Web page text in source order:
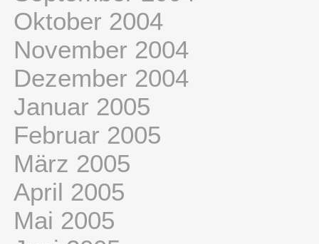
Oktober 2004
November 2004
Dezember 2004
Januar 2005
Februar 2005
März 2005
April 2005
Mai 2005